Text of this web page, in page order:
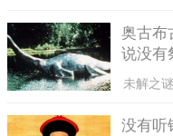
奥古布
说没有
未解之谜
没有听